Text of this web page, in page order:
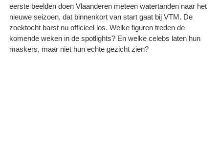
eerste beelden doen Vlaanderen meteen watertanden naar het
nieuwe seizoen, dat binnenkort van start gaat bij VTM. De
zoektocht barst nu officieel los. Welke figuren treden de
komende weken in de spotlights? En welke celebs laten hun
maskers, maar niet hun echte gezicht zien?